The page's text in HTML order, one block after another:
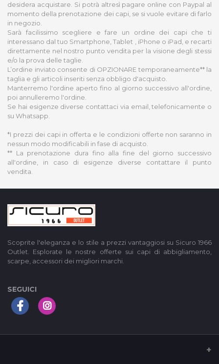
desidera acquistare. Si potrà altresì pagare online con Paypal al
momento della prenotazione dei capi, se si vuole evitare di farlo
in negozio.
Sarà facilissimo scegliere e fare un ordine dei capi che ti
interessano dal tuo Smartphone, Tablet , iPhone o iPad, e recarti
direttamente nel nostro punto vendita per la visione degli stessi
e/o la prova delle taglie.
L’ordine inviato consente di OPZIONARE temporaneamente** la
taglia e gli articoli inseriti senza obbligo d'acquisto.
Manterremo l'ordine aperto fino al giorno successivo all'ordine,
poi annulleremo l'ordine.
Se hai esigenze diverse contattaci via email, telefonicamente o
su Whatsapp.
*I prezzi dei capi in offerta e le condizioni offerte non saranno in
nessun modo modificabili in fase di acquisto.
** La prenotazione dura fino alla fine del giorno successivo
all'ordine, in caso di esigenze diverse contattare il punto
vendita.
Scoprite l'eleganza e lo stile a prezzi vantaggiosi su Sicuro 1966
Outlet. Esplorate le nostre offerte sui capi di abbigliamento,
scarpe, accessori dei migliori marchi.
SEGUICI